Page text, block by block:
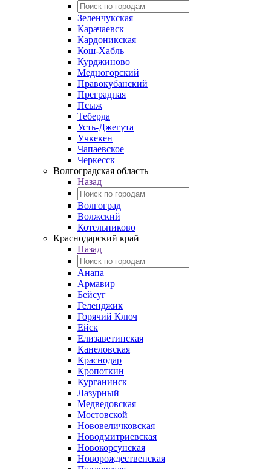
Зеленчукская
Карачаевск
Кардоникская
Кош-Хабль
Курджиново
Медногорский
Правокубанский
Преградная
Псыж
Теберда
Усть-Джегута
Учкекен
Чапаевское
Черкесск
Волгоградская область
Назад
Волгоград
Волжский
Котельниково
Краснодарский край
Назад
Анапа
Армавир
Бейсуг
Геленджик
Горячий Ключ
Ейск
Елизаветинская
Канеловская
Краснодар
Кропоткин
Курганинск
Лазурный
Медведовская
Мостовской
Нововеличковская
Новодмитриевская
Новокорсунская
Новорождественская